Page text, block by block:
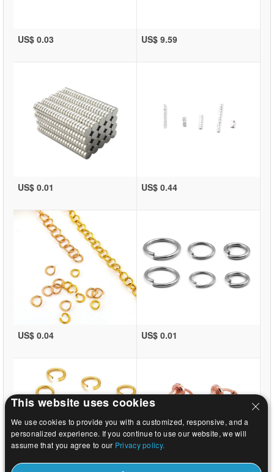
US$ 0.03 US$ 9.59
US$ 0.01 US$ 0.44
US$ 0.04 US$ 0.01
This website uses cookies
We use cookies to provide you with a customized, responsive, and a
personalized experience. If you continue to use our website, we will
assume that you agree to our Privacy policy.